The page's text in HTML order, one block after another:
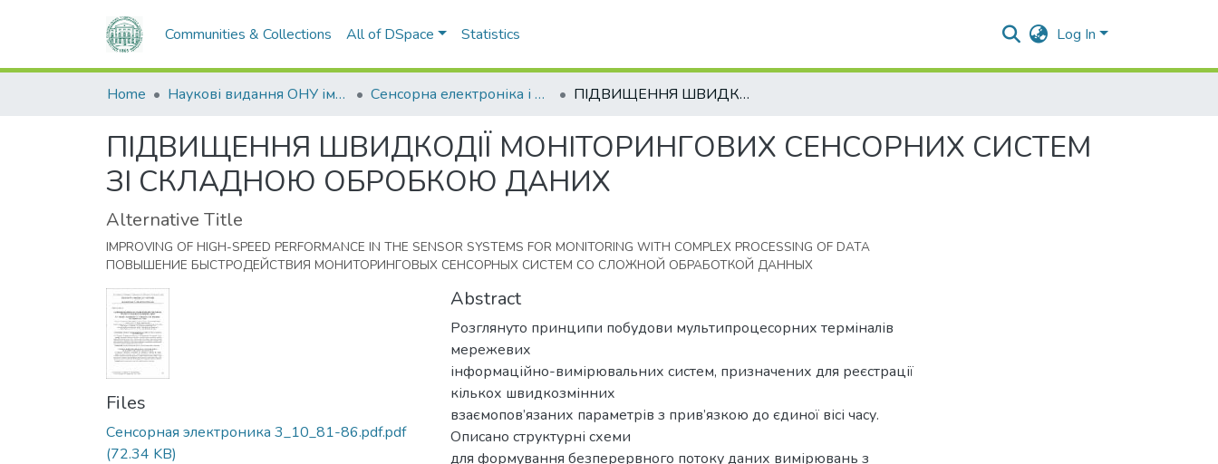
Communities & Collections All of DSpace Statistics Log In
Home Наукові видання ОНУ імені І. І. Мечникова Сенсорна електроніка і мікросистемні технології ПІДВИЩЕННЯ ШВИДКОДІЇ МОНІТОРИНГОВИХ СЕНСОРНИХ СИСТЕМ ЗІ СКЛАДНОЮ ОБРОБКОЮ ДАНИХ
ПІДВИЩЕННЯ ШВИДКОДІЇ МОНІТОРИНГОВИХ СЕНСОРНИХ СИСТЕМ
ЗІ СКЛАДНОЮ ОБРОБКОЮ ДАНИХ
Alternative Title
IMPROVING OF HIGH-SPEED PERFORMANCE IN THE SENSOR SYSTEMS FOR MONITORING WITH COMPLEX PROCESSING OF DATA
ПОВЫШЕНИЕ БЫСТРОДЕЙСТВИЯ МОНИТОРИНГОВЫХ СЕНСОРНЫХ СИСТЕМ СО СЛОЖНОЙ ОБРАБОТКОЙ ДАННЫХ
Files
Сенсорная электроника 3_10_81-86.pdf.pdf
(72.34 KB)
Abstract
Розглянуто принципи побудови мультипроцесорних терміналів
мережевих
інформаційно-вимірювальних систем, призначених для реєстрації
кількох швидкозмінних
взаємопов’язаних параметрів з прив’язкою до єдиної вісі часу.
Описано структурні схеми
для формування безперервного потоку даних вимірювань з